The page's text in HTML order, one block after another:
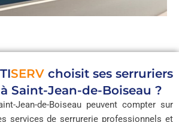
SERV choisit ses serruriers
Saint-Jean-de-Boiseau ?
Jean-de-Boiseau peuvent compter sur
services de serrurerie professionnels et